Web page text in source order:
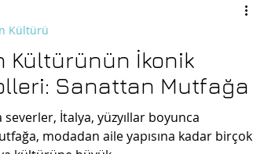
Kültürünün İkonik
Sanattan Mutfağa
severler, İtalya, yüzyıllar boyunca
modadan aile yapısına kadar birçok
Kültürü